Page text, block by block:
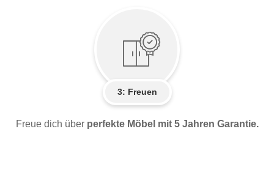
3: Freuen
Freue dich über perfekte Möbel mit 5 Jahren Garantie.